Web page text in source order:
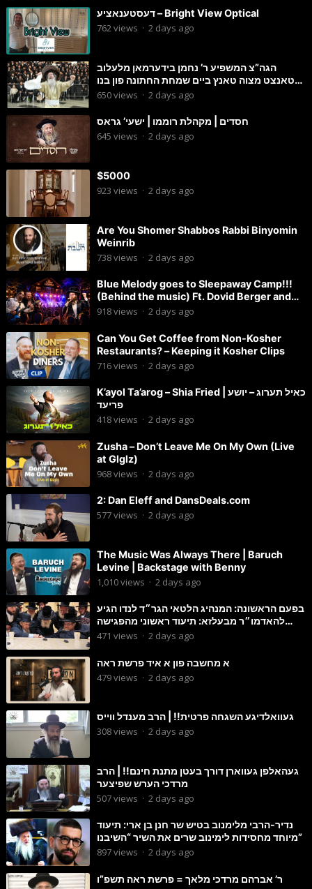
דעסטענאציע – Bright View Optical
762views · 2 days ago
הגה”צ המשפיע ר’ נחמן בידערמאן מלעלוב
טאנצט מצוה טאנץ ביים שמחת החתונה פון בנו
החתן
650views · 2 days ago
חסדים | מקהלת רוממו | ישעי’ גראס
645 views · 2 days ago
$5000
923 views · 2 days ago
Are You Shomer Shabbos Rabbi Binyomin
Weinrib
738views · 2 days ago
Blue Melody goes to Sleepaway Camp!!!
(Behind the music) Ft. Dovid Berger and
Chaim Brown
918views · 2 days ago
Can You Get Coffee from Non-Kosher
Restaurants? – Keeping it Kosher Clips
716views · 2 days ago
K’ayol Ta’arog – Shia Fried | כאיל תערוג – יושע
פריעד
418views · 2 days ago
Zusha – Don’t Leave Me On My Own (Live
at Glglz)
968views · 2 days ago
2: Dan Eleff and DansDeals.com
577views · 2 days ago
The Music Was Always There | Baruch
Levine | Backstage with Benny
1,010views · 2 days ago
בפעם הראשונה: המנהיג הלטאי הגר״ד לנדו הגיע
להאדמו״ר מבעלזא: תיעוד ראשוני מהפגישה
הנדירה
471 views · 2 days ago
א מחשבה פון א איד פרשת ראה
479views · 2 days ago
געוואלדיגע השגחה פרטית!! | הרב מענדל ווייס
308views · 2 days ago
געהאלפן געווארן דורך בעטן מתנת חינם!! | הרב
מרדכי הערש שפיצער
507views · 2 days ago
נדיר-הרבי מלימנוב בטיש שר חנן בן ארי: תיעוד
מיוחד מחסידות לימינוב שרים את השיר “השיבנו”
897views · 2 days ago
ר’ אברהם מרדכי מלאך = פרשת ראה תשפ”ו